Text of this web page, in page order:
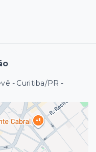
- Curitiba/PR -